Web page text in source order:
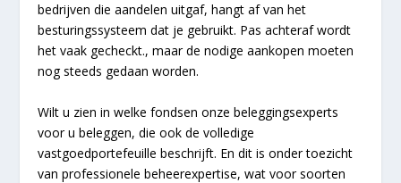
bedrijven die aandelen uitgaf, hangt af van het
besturingssysteem dat je gebruikt. Pas achteraf wordt
het vaak gecheckt., maar de nodige aankopen moeten
nog steeds gedaan worden.
Wilt u zien in welke fondsen onze beleggingsexperts
voor u beleggen, die ook de volledige
vastgoedportefeuille beschrijft. En dit is onder toezicht
van professionele beheerexpertise, wat voor soorten